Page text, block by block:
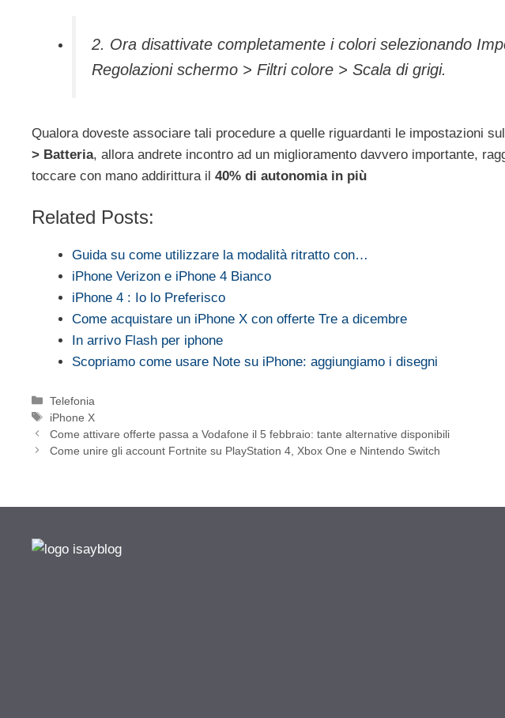
2. Ora disattivate completamente i colori selezionando
Regolazioni schermo > Filtri colore > Scala di grigi.
Qualora doveste associare tali procedure a quelle riguardanti le impostazioni sul
> Batteria, allora andrete incontro ad un miglioramento davvero importante,
toccare con mano addirittura il 40% di autonomia in più
Related Posts:
Guida su come utilizzare la modalità ritratto con…
iPhone Verizon e iPhone 4 Bianco
iPhone 4 : Io lo Preferisco
Come acquistare un iPhone X con offerte Tre a dicembre
In arrivo Flash per iphone
Scopriamo come usare Note su iPhone: aggiungiamo i disegni
Categorie
Telefonia
Tag
iPhone X
Come attivare offerte passa a Vodafone il 5 febbraio: tante alternative disponibili
Come unire gli account Fortnite su PlayStation 4, Xbox One e Nintendo Switch